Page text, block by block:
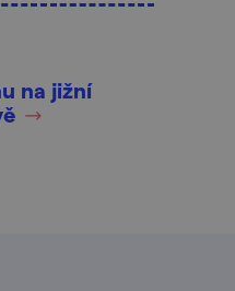
na jižní